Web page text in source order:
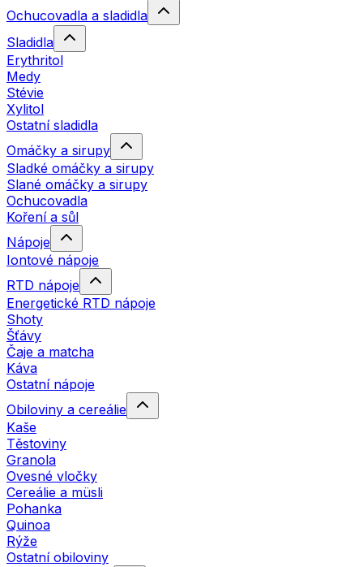
Ochucovadla a sladidla
Sladidla
Erythritol
Medy
Stévie
Xylitol
Ostatní sladidla
Omáčky a sirupy
Sladké omáčky a sirupy
Slané omáčky a sirupy
Ochucovadla
Koření a sůl
Nápoje
Iontové nápoje
RTD nápoje
Energetické RTD nápoje
Shoty
Šťávy
Čaje a matcha
Káva
Ostatní nápoje
Obiloviny a cereálie
Kaše
Těstoviny
Granola
Ovesné vločky
Cereálie a müsli
Pohanka
Quinoa
Rýže
Ostatní obiloviny